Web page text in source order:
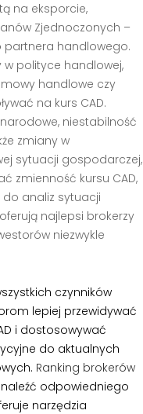
na eksporcie,
Zjednoczonych –
partnera handlowego.
w polityce handlowej,
handlowe czy
na kurs CAD.
niestabilność
zmiany w
sytuacji gospodarczej,
zmienność kursu CAD,
analiz sytuacji
najlepsi brokerzy
niezwykle
czynników
lepiej przewidywać
i dostosowywać
do aktualnych
Ranking brokerów
odpowiedniego
narzędzia